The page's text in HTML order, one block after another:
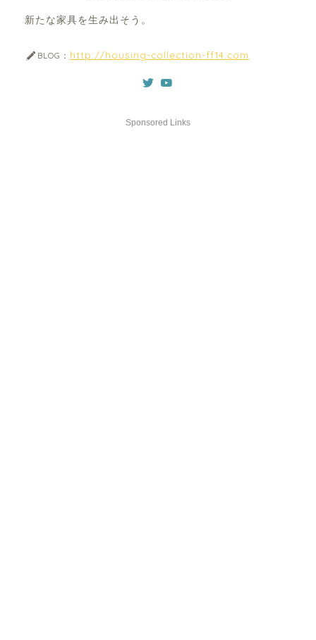
新たな家具を生み出そう。
BLOG： http://housing-collection-ff14.com
Sponsored Links